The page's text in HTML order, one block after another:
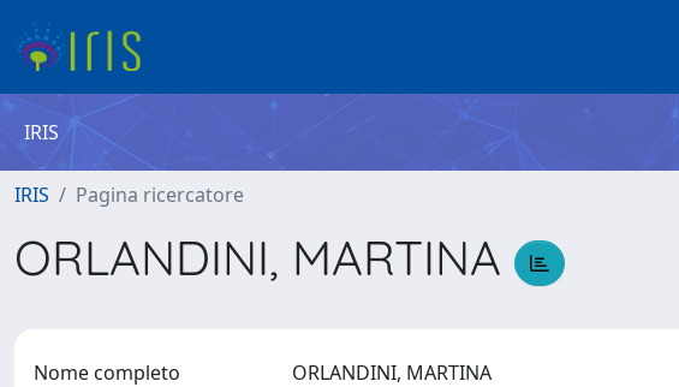
IRIS
IRIS Pagina ricercatore
ORLANDINI, MARTINA
Nome completo ORLANDINI, MARTINA